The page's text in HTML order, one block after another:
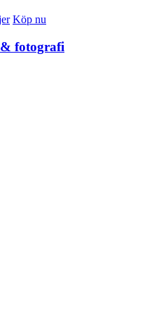
Köp nu
fotografi